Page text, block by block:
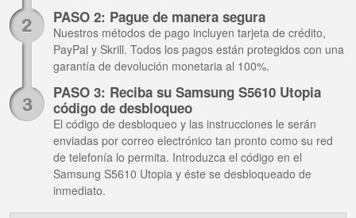
PASO 2: Pague de manera segura
Nuestros métodos de pago incluyen tarjeta de crédito,
PayPal y Skrill. Todos los pagos están protegidos con una
garantía de devolución monetaria al 100%.
PASO 3: Reciba su Samsung S5610 Utopia
código de desbloqueo
El código de desbloqueo y las instrucciones le serán
enviadas por correo electrónico tan pronto como su red
de telefonía lo permita. Introduzca el código en el
Samsung S5610 Utopia y éste se desbloqueado de
inmediato.